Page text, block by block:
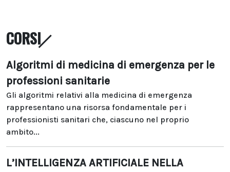
CORSI
Algoritmi di medicina di emergenza per le
professioni sanitarie
Gli algoritmi relativi alla medicina di emergenza
rappresentano una risorsa fondamentale per i
professionisti sanitari che, ciascuno nel proprio
ambito...
L’INTELLIGENZA ARTIFICIALE NELLA